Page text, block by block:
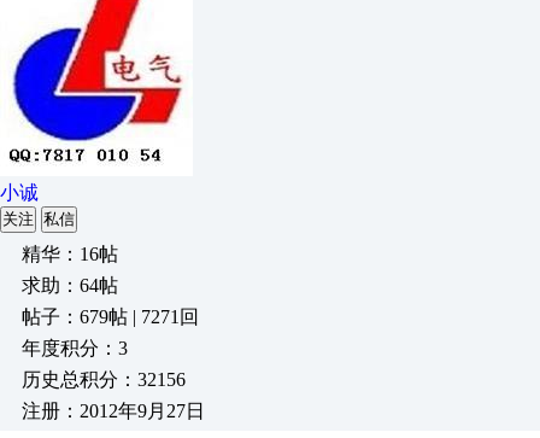
小诚
关注 私信
精华：16帖
求助：64帖
帖子：679帖 | 7271回
年度积分：3
历史总积分：32156
注册：2012年9月27日